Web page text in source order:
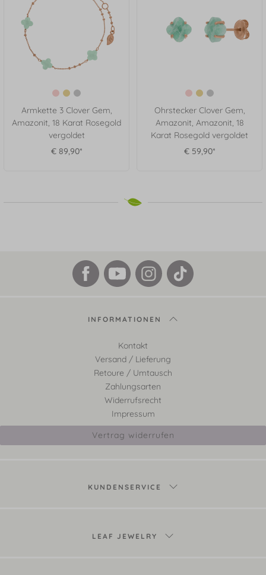
Armkette 3 Clover Gem,
Amazonit, 18 Karat Rosegold
vergoldet
€ 89,90*
Ohrstecker Clover Gem,
Amazonit, Amazonit, 18
Karat Rosegold vergoldet
€ 59,90*
INFORMATIONEN
Kontakt
Versand / Lieferung
Retoure / Umtausch
Zahlungsarten
Widerrufsrecht
Impressum
Vertrag widerrufen
KUNDENSERVICE
LEAF JEWELRY